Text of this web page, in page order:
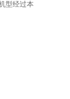
型经过本